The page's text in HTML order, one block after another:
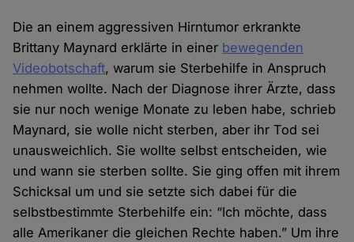
Die an einem aggressiven Hirntumor erkrankte
Brittany Maynard erklärte in einer bewegenden
Videobotschaft, warum sie Sterbehilfe in Anspruch
nehmen wollte. Nach der Diagnose ihrer Ärzte, dass
sie nur noch wenige Monate zu leben habe, schrieb
Maynard, sie wolle nicht sterben, aber ihr Tod sei
unausweichlich. Sie wollte selbst entscheiden, wie
und wann sie sterben sollte. Sie ging offen mit ihrem
Schicksal um und sie setzte sich dabei für die
selbstbestimmte Sterbehilfe ein: “Ich möchte, dass
alle Amerikaner die gleichen Rechte haben.” Um ihre